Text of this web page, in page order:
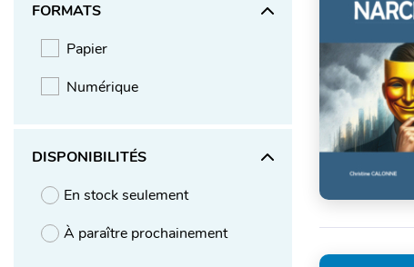
FORMATS
Papier
Numérique
DISPONIBILITÉS
En stock seulement
À paraître prochainement